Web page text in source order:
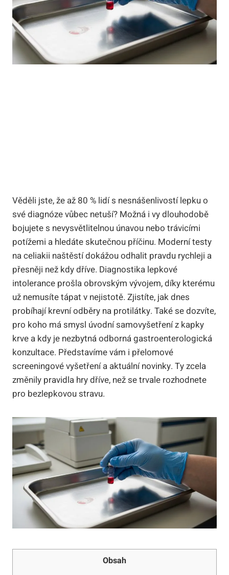
Věděli jste, že až 80 % lidí s nesnášenlivostí lepku o
své diagnóze vůbec netuší? Možná i vy dlouhodobě
bojujete s nevysvětlitelnou únavou nebo trávicími
potížemi a hledáte skutečnou příčinu. Moderní testy
na celiakii naštěstí dokážou odhalit pravdu rychleji a
přesněji než kdy dříve. Diagnostika lepkové
intolerance prošla obrovským vývojem, díky kterému
už nemusíte tápat v nejistotě. Zjistíte, jak dnes
probíhají krevní odběry na protilátky. Také se dozvíte,
pro koho má smysl úvodní samovyšetření z kapky
krve a kdy je nezbytná odborná gastroenterologická
konzultace. Představíme vám i přelomové
screeningové vyšetření a aktuální novinky. Ty zcela
změnily pravidla hry dříve, než se trvale rozhodnete
pro bezlepkovou stravu.
Obsah